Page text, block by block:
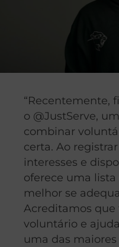
“Recentemente,
o @JustServe,
combinar
certa. Ao
interesses e
oferece uma
melhor se
Acreditamos que
voluntário e
uma das